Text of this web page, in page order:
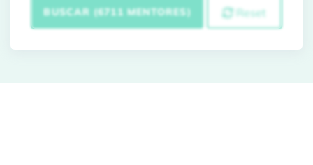
BUSCAR (6711 MENTORES) Reset